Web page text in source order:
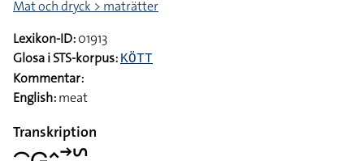
Mat och dryck > maträtter
Lexikon-ID:01913
Glosa i STS-korpus: KÖTT
Kommentar:
English:meat
Transkription